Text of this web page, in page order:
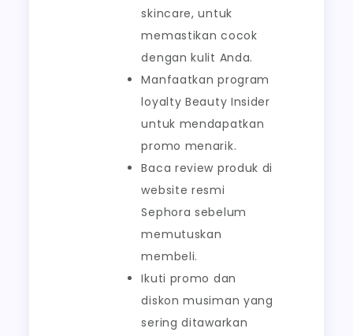
skincare, untuk
memastikan cocok
dengan kulit Anda.
Manfaatkan program
loyalty Beauty Insider
untuk mendapatkan
promo menarik.
Baca review produk di
website resmi
Sephora sebelum
memutuskan
membeli.
Ikuti promo dan
diskon musiman yang
sering ditawarkan